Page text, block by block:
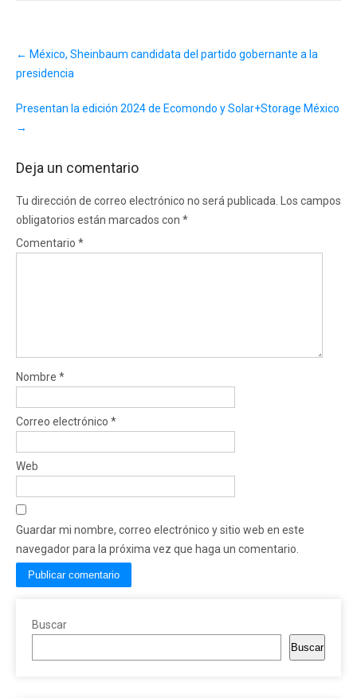
navigation
← México, Sheinbaum candidata del partido gobernante a la
presidencia
Presentan la edición 2024 de Ecomondo y Solar+Storage México
→
Deja un comentario
Tu dirección de correo electrónico no será publicada.
Los campos
obligatorios están marcados con *
Comentario *
Nombre *
Correo electrónico *
Web
Guardar mi nombre, correo electrónico y sitio web en este
navegador para la próxima vez que haga un comentario.
Buscar
Buscar